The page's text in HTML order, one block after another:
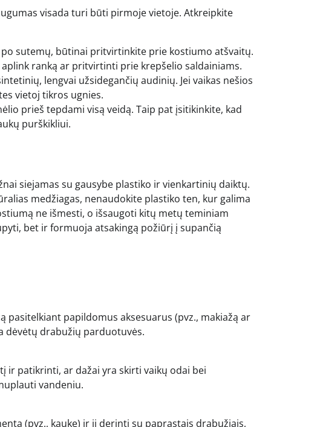
visada turi būti pirmoje vietoje. Atkreipkite
po sutemų, būtinai pritvirtinkite prie kostiumo atšvaitų.
ranką ar pritvirtinti prie krepšelio saldainiams.
lengvai užsidegančių audinių. Jei vaikas nešios
vietoj tikros ugnies.
prieš tepdami visą veidą. Taip pat įsitikinkite, kad
purškikliui.
siejamas su gausybe plastiko ir vienkartinių daiktų.
medžiagas, nenaudokite plastiko ten, kur galima
ne išmesti, o išsaugoti kitų metų teminiam
bet ir formuoja atsakingą požiūrį į supančią
papildomus aksesuarus (pvz., makiažą ar
dėvėtų drabužių parduotuvės.
ir patikrinti, ar dažai yra skirti vaikų odai bei
vandeniu.
(pvz., kaukę) ir jį derinti su paprastais drabužiais,